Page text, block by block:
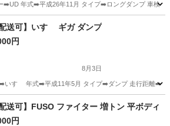
➡️UD 年式➡️平成26年11月 タイプ➡️ロングダンプ 車検➡️
他
配送可】いすゞ ギガ ダンプ
円
8月3日
いすゞ 年式➡️平成11年5月 タイプ➡️ダンプ 走行距離
他
配送可】FUSO ファイター 増トン 平ボディ
円